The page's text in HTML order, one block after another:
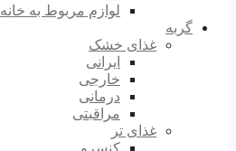
لوازم مربوط به خانه
گربه
غذای خشک
ایرانی
خارجی
درمانی
مراقبتی
غذای تر
کنسرو